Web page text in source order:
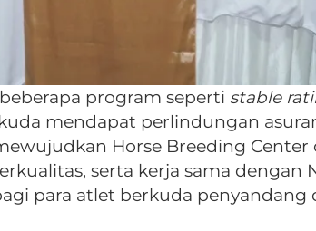
program seperti stable
mendapat perlindungan
Horse Breeding Center
serta kerja sama dengan
para atlet berkuda penyandang